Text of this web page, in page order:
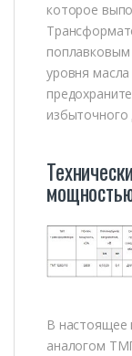
которое
поплавковым
уровня
избыточного
В настоящее
аналогом